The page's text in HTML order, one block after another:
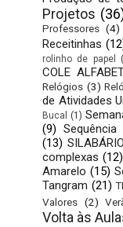
Projetos
Professores (4)
Receitinhas
rolinho de papel
COLE
Relógios (3)
de Atividades
Bucal
(1)
(9) Sequência
(13)
complexas (12)
Amarelo (15)
Tangram (21)
Valores (2)
Volta às